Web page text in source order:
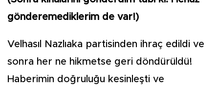
gönderemediklerim de var!)
Velhasıl Nazlıaka partisinden ihraç edildi ve
sonra her ne hikmetse geri döndürüldü!
Haberimin doğruluğu kesinleşti ve